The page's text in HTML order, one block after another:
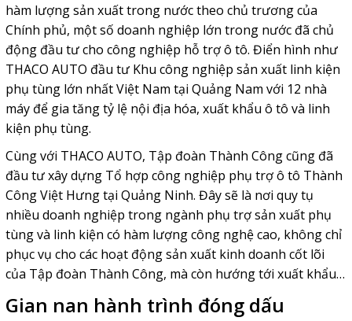
hàm lượng sản xuất trong nước theo chủ trương của
Chính phủ, một số doanh nghiệp lớn trong nước đã chủ
động đầu tư cho công nghiệp hỗ trợ ô tô. Điển hình như
THACO AUTO đầu tư Khu công nghiệp sản xuất linh kiện
phụ tùng lớn nhất Việt Nam tại Quảng Nam với 12 nhà
máy để gia tăng tỷ lệ nội địa hóa, xuất khẩu ô tô và linh
kiện phụ tùng.
Cùng với THACO AUTO, Tập đoàn Thành Công cũng đã
đầu tư xây dựng Tổ hợp công nghiệp phụ trợ ô tô Thành
Công Việt Hưng tại Quảng Ninh. Đây sẽ là nơi quy tụ
nhiều doanh nghiệp trong ngành phụ trợ sản xuất phụ
tùng và linh kiện có hàm lượng công nghệ cao, không chỉ
phục vụ cho các hoạt động sản xuất kinh doanh cốt lõi
của Tập đoàn Thành Công, mà còn hướng tới xuất khẩu…
Gian nan hành trình đóng dấu